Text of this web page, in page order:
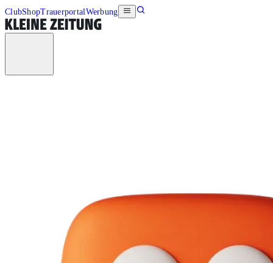
ClubShopTrauerportalWerbung